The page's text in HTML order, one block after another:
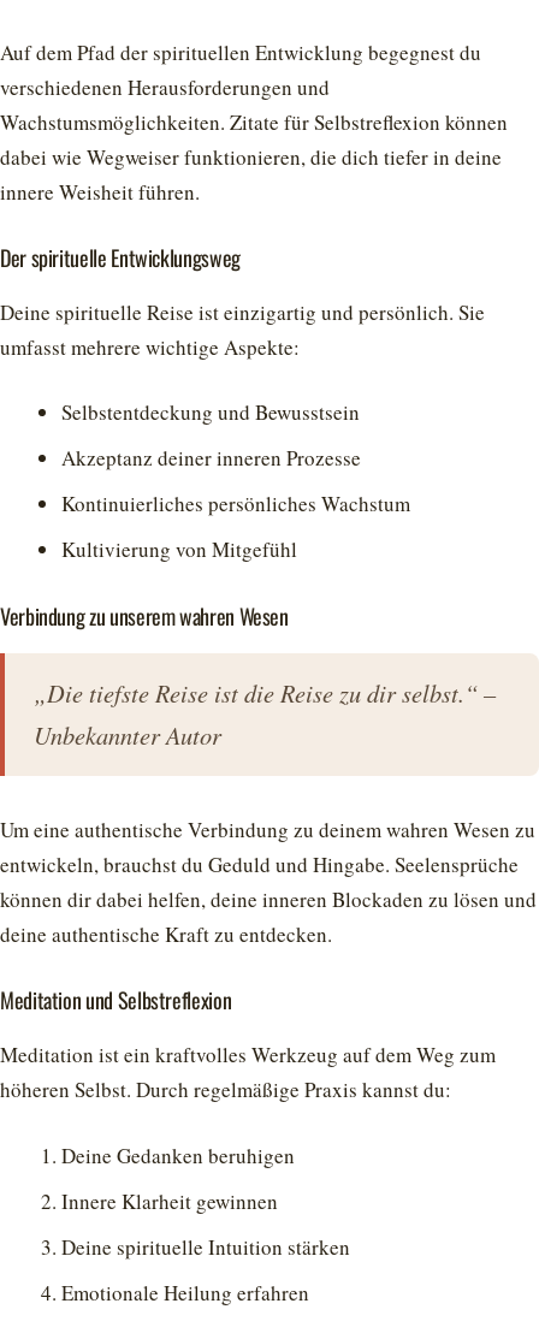
Auf dem Pfad der spirituellen Entwicklung begegnest du
verschiedenen Herausforderungen und
Wachstumsmöglichkeiten. Zitate für Selbstreflexion können
dabei wie Wegweiser funktionieren, die dich tiefer in deine
innere Weisheit führen.
Der spirituelle Entwicklungsweg
Deine spirituelle Reise ist einzigartig und persönlich. Sie
umfasst mehrere wichtige Aspekte:
Selbstentdeckung und Bewusstsein
Akzeptanz deiner inneren Prozesse
Kontinuierliches persönliches Wachstum
Kultivierung von Mitgefühl
Verbindung zu unserem wahren Wesen
„Die tiefste Reise ist die Reise zu dir selbst.“ –
Unbekannter Autor
Um eine authentische Verbindung zu deinem wahren Wesen zu
entwickeln, brauchst du Geduld und Hingabe. Seelensprüche
können dir dabei helfen, deine inneren Blockaden zu lösen und
deine authentische Kraft zu entdecken.
Meditation und Selbstreflexion
Meditation ist ein kraftvolles Werkzeug auf dem Weg zum
höheren Selbst. Durch regelmäßige Praxis kannst du:
Deine Gedanken beruhigen
Innere Klarheit gewinnen
Deine spirituelle Intuition stärken
Emotionale Heilung erfahren